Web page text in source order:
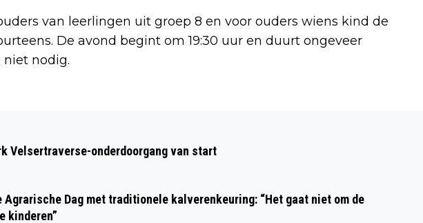
van leerlingen uit groep 8 en voor ouders wiens kind de
De avond begint om 19:30 uur en duurt ongeveer
niet nodig.
VOOR
WILDERS AAN BAZAAR BEVERWIJK
Velsertraverse-onderdoorgang van start
Dag met traditionele kalverenkeuring: “Het gaat niet om de
kinderen”